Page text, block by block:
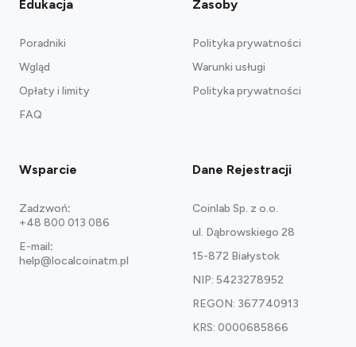
Edukacja
Poradniki
Wgląd
Opłaty i limity
FAQ
Zasoby
Polityka prywatności
Warunki usługi
Polityka prywatności
Wsparcie
Zadzwoń:
+48 800 013 086
E-mail:
help@localcoinatm.pl
Dane Rejestracji
Coinlab Sp. z o.o.
ul. Dąbrowskiego 28
15-872 Białystok
NIP: 5423278952
REGON: 367740913
KRS: 0000685866